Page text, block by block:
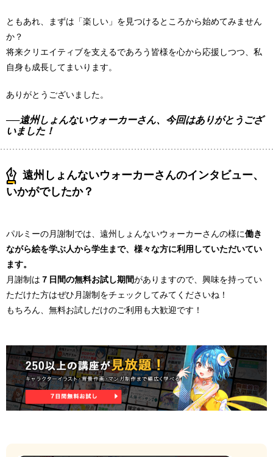
ともあれ、まずは「楽しい」を見つけるところから始めてみません
か？
将来クリエイティブを支えるであろう皆様を心から応援しつつ、私
自身も成長してまいります。
ありがとうございました。
──遠州しょんないウォーカーさん、今回はありがとうござ
いました！
遠州しょんないウォーカーさんのインタビュー、
いかがでしたか？
パルミーの月謝制では、遠州しょんないウォーカーさんの様に働き
ながら絵を学ぶ人から学生まで、様々な方に利用していただいてい
ます。
月謝制は ７日間の無料お試し期間がありますので、興味を持ってい
ただけた方はぜひ月謝制をチェックしてみてくださいね！
もちろん、無料お試しだけのご利用も大歓迎です！